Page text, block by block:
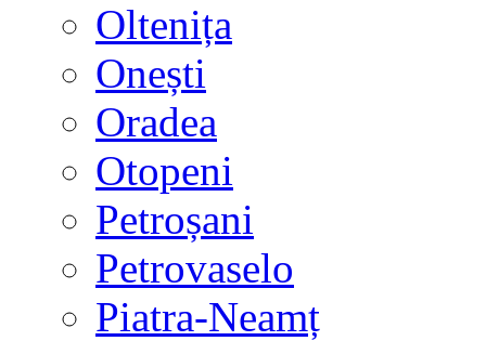
Oltenița
Onești
Oradea
Otopeni
Petroșani
Petrovaselo
Piatra-Neamț